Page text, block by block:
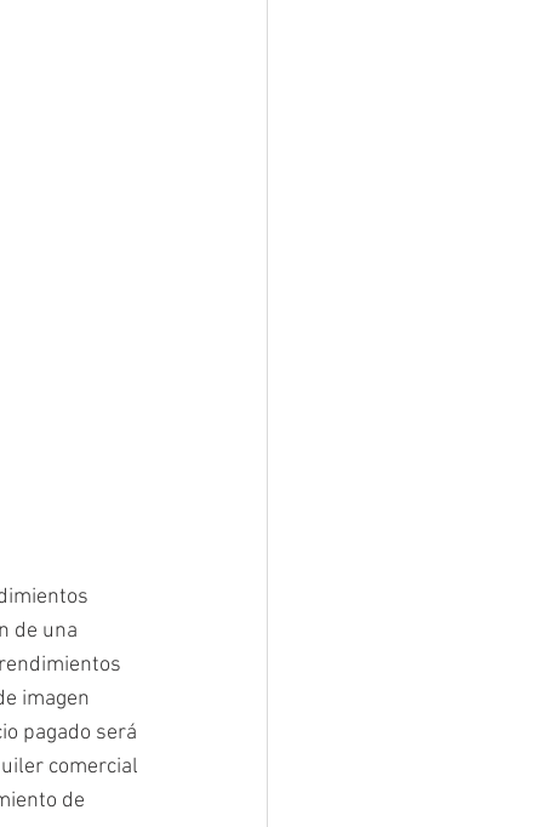
de una
imagen
pagado será
comercial
de